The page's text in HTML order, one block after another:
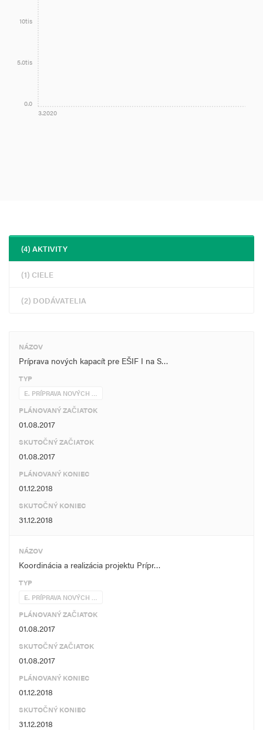
3.2020
0.0
5.0tis
10tis
(4) AKTIVITY
(1) CIELE
(2) DODÁVATELIA
NÁZOV
Príprava nových kapacít pre EŠIF I na S…
TYP
E. PRÍPRAVA NOVÝCH …
PLÁNOVANÝ ZAČIATOK
01.08.2017
SKUTOČNÝ ZAČIATOK
01.08.2017
PLÁNOVANÝ KONIEC
01.12.2018
SKUTOČNÝ KONIEC
31.12.2018
NÁZOV
Koordinácia a realizácia projektu Prípr…
TYP
E. PRÍPRAVA NOVÝCH …
PLÁNOVANÝ ZAČIATOK
01.08.2017
SKUTOČNÝ ZAČIATOK
01.08.2017
PLÁNOVANÝ KONIEC
01.12.2018
SKUTOČNÝ KONIEC
31.12.2018